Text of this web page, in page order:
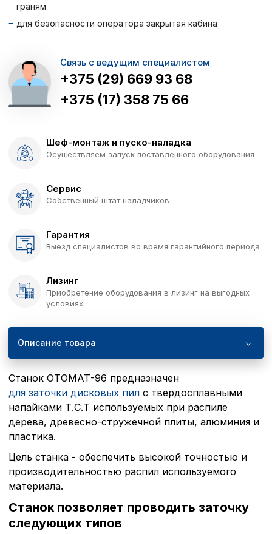
граням
для безопасности оператора закрытая кабина
Связь с ведущим специалистом
+375 (29) 669 93 68
+375 (17) 358 75 66
Шеф-монтаж и пуско-наладка
Осуществляем запуск поставленного оборудования
Сервис
Собственный штат наладчиков
Гарантия
Выезд специалистов во время гарантийного периода
Лизинг
Приобретение оборудования в лизинг на выгодных
условиях
Описание товара
Станок ОТОМАТ-96 предназначен
для заточки дисковых пил с твердосплавными
напайками Т.С.Т используемых при распиле
дерева, древесно-стружечной плиты, алюминия и
пластика.
Цель станка - обеспечить высокой точностью и
производительностью распил используемого
материала.
Станок позволяет проводить заточку
следующих типов